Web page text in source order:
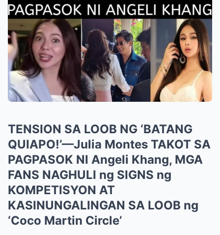
TENSION SA LOOB NG ‘BATANG
QUIAPO!’—Julia Montes TAKOT SA
PAGPASOK NI Angeli Khang, MGA
FANS NAGHULI ng SIGNS ng
KOMPETISYON AT
KASINUNGALINGAN SA LOOB ng
‘Coco Martin Circle’